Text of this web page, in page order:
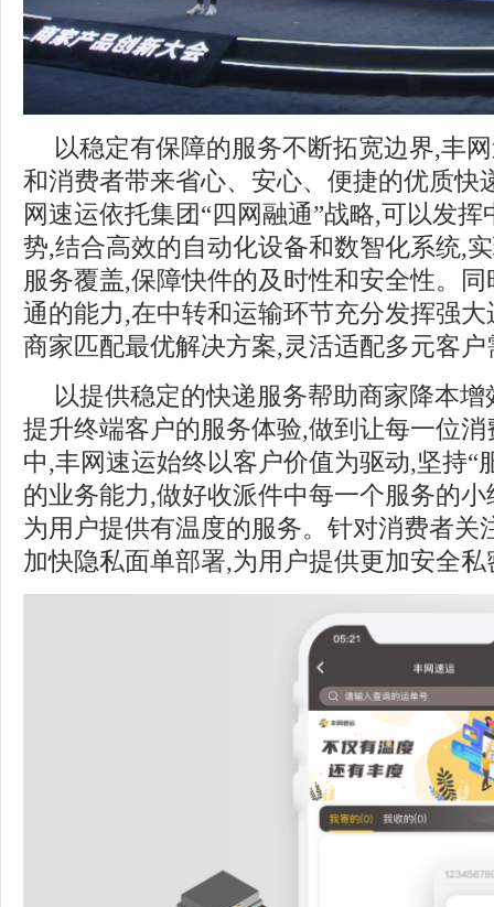
以稳定有保障的服务不断拓宽边界,丰
和消费者带来省心、安心、便捷的优质快
网速运依托集团“四网融通”战略,可以发
势,结合高效的自动化设备和数智化系统,
服务覆盖,保障快件的及时性和安全性。
通的能力,在中转和运输环节充分发挥强
商家匹配最优解决方案,灵活适配多元客户
以提供稳定的快递服务帮助商家降本
提升终端客户的服务体验,做到让每一位
中,丰网速运始终以客户价值为驱动,坚持“
的业务能力,做好收派件中每一个服务的
为用户提供有温度的服务。针对消费者关
加快隐私面单部署,为用户提供更加安全